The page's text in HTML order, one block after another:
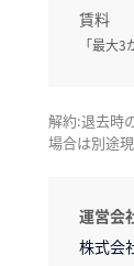
賃料
「最大
解約:退去時
場合は別途
運営会
株式会